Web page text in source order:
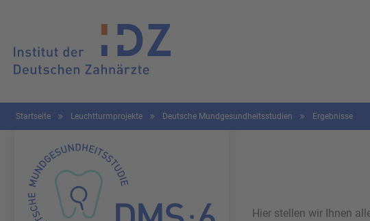
Startseite Leuchtturmprojekte Deutsche Mundgesundheitsstudien Ergebnisse
Hier stellen wir Ihnen